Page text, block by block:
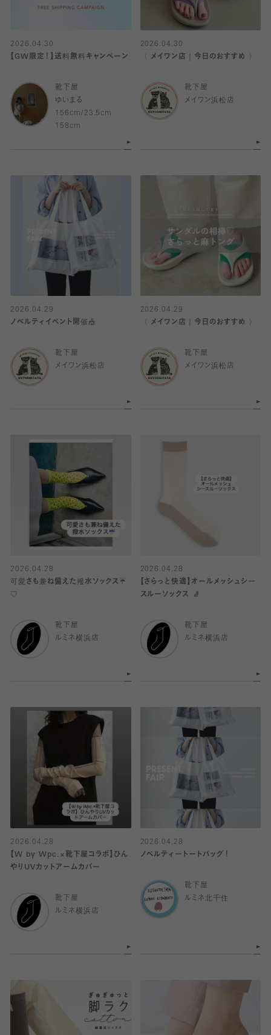
2026.04.30
【GW限定！】送料無料キャンペーン
靴下屋
ゆいまる
156cm/23.5cm
158cm
2026.04.30
〈 メイワン店｜今日のおすすめ 〉
靴下屋
メイワン浜松店
2026.04.29
ノベルティイベント開催🎪
靴下屋
メイワン浜松店
2026.04.29
〈 メイワン店｜今日のおすすめ 〉
靴下屋
メイワン浜松店
2026.04.28
可愛さも兼ね備えた撥水ソックス☔️
♡
靴下屋
ルミネ横浜店
2026.04.28
【さらっと快適】オールメッシュシー
スルーソックス 🧦
靴下屋
ルミネ横浜店
2026.04.28
【W by Wpc.×靴下屋コラボ】ひん
やりUVカットアームカバー
靴下屋
ルミネ横浜店
2026.04.28
ノベルティートートバッグ！
靴下屋
ルミネ北千住